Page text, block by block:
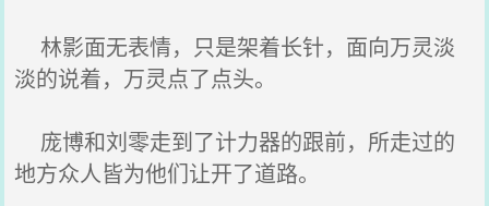
林影面无表情，只是架着长针，面向万灵淡
淡的说着，万灵点了点头。
庞博和刘零走到了计力器的跟前，所走过的
地方众人皆为他们让开了道路。